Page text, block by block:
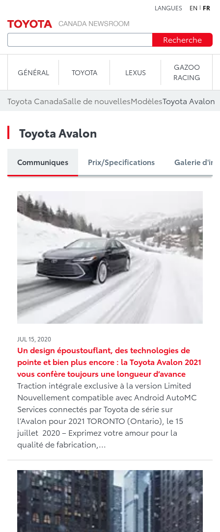
LANGUES EN FR
Recherche
GÉNÉRAL TOYOTA LEXUS
GAZOO
RACING
Toyota CanadaSalle de nouvellesModèlesToyota Avalon
Toyota Avalon
Communiques Prix/Specifications Galerie
JUL 15, 2020
Un design époustouflant, des technologies de
pointe et bien plus encore : la Toyota Avalon 2021
vous confère toujours une longueur d’avance
Traction intégrale exclusive à la version Limited
Nouvellement compatible avec Android AutoMC
Services connectés par Toyota de série sur
l’Avalon pour 2021 TORONTO (Ontario), le 15
juillet 2020 – Exprimez votre amour pour la
qualité de fabrication,...